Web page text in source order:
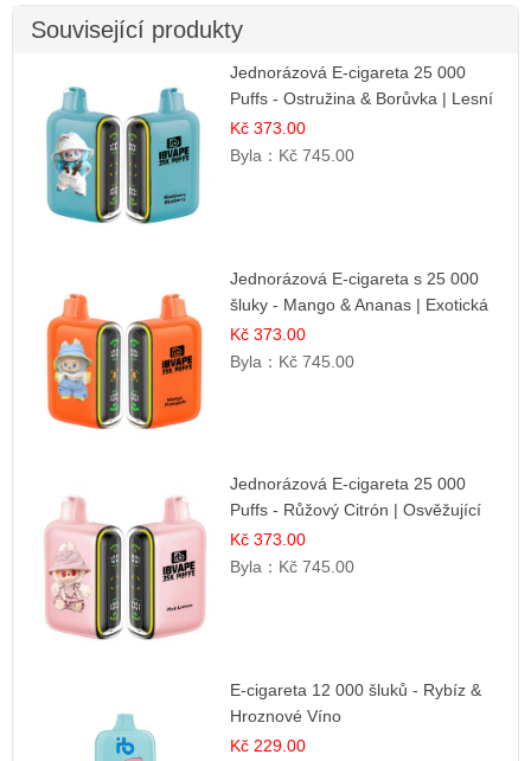
Související produkty
Jednorázová E-cigareta 25 000
Puffs - Ostružina & Borůvka | Lesní
ovocná směs
Kč 373.00
Byla： Kč 745.00
Jednorázová E-cigareta s 25 000
šluky - Mango & Ananas | Exotická
ovocná směs
Kč 373.00
Byla： Kč 745.00
Jednorázová E-cigareta 25 000
Puffs - Růžový Citrón | Osvěžující
citrusová příchuť
Kč 373.00
Byla： Kč 745.00
E-cigareta 12 000 šluků - Rybíz &
Hroznové Víno
Kč 229.00